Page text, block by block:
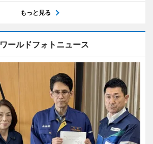
もっと見る
ワールドフォトニュース